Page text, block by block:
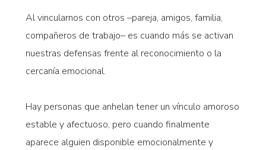
Al vincularnos con otros –pareja, amigos, familia,
compañeros de trabajo– es cuando más se activan
nuestras defensas frente al reconocimiento o la
cercanía emocional.
Hay personas que anhelan tener un vínculo amoroso
estable y afectuoso, pero cuando finalmente
aparece alguien disponible emocionalmente y